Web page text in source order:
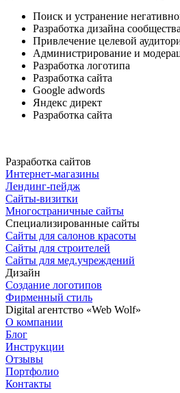
Поиск и устранение
Разработка дизайна сообщества
Привлечение целевой
Администрирование и
Разработка логотипа
Разработка сайта
Google adwords
Яндекс директ
Разработка сайта
Разработка сайтов
Интернет-магазины
Лендинг-пейдж
Сайты-визитки
Многостраничные сайты
Специализированные сайты
Сайты для салонов красоты
Сайты для строителей
Сайты для мед.учреждений
Дизайн
Создание логотипов
Фирменный стиль
Digital агентство «Web Wolf»
О компании
Блог
Инструкции
Отзывы
Портфолио
Контакты